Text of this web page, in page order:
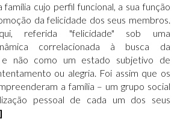
família cujo perfil funcional, a sua função
da felicidade dos seus membros.
referida "felicidade" sob uma
correlacionada à busca da
e não como um estado subjetivo de
ou alegria. Foi assim que os
a família – um grupo social
pessoal de cada um dos seus